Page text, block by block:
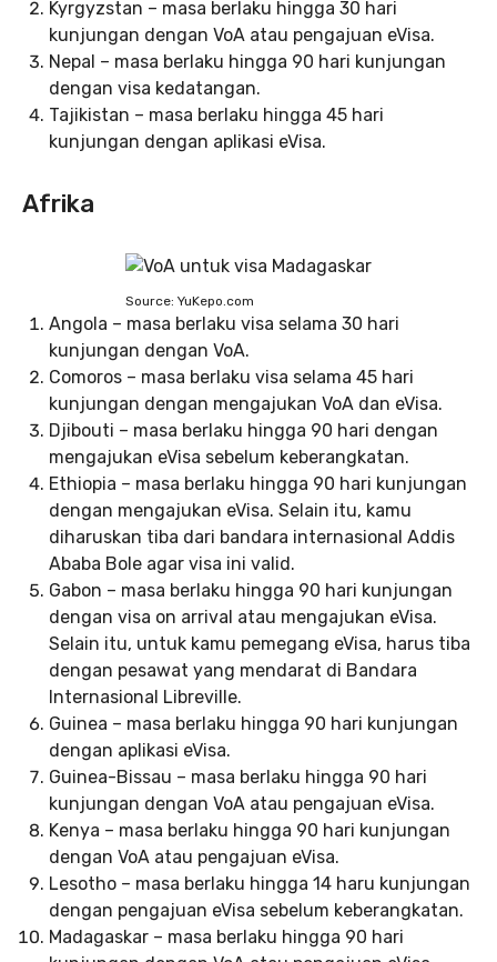
Kyrgyzstan – masa berlaku hingga 30 hari
kunjungan dengan VoA atau pengajuan eVisa.
Nepal – masa berlaku hingga 90 hari kunjungan
dengan visa kedatangan.
Tajikistan – masa berlaku hingga 45 hari
kunjungan dengan aplikasi eVisa.
Afrika
Source: YuKepo.com
Angola – masa berlaku visa selama 30 hari
kunjungan dengan VoA.
Comoros – masa berlaku visa selama 45 hari
kunjungan dengan mengajukan VoA dan eVisa.
Djibouti – masa berlaku hingga 90 hari dengan
mengajukan eVisa sebelum keberangkatan.
Ethiopia – masa berlaku hingga 90 hari kunjungan
dengan mengajukan eVisa. Selain itu, kamu
diharuskan tiba dari bandara internasional Addis
Ababa Bole agar visa ini valid.
Gabon – masa berlaku hingga 90 hari kunjungan
dengan visa on arrival atau mengajukan eVisa.
Selain itu, untuk kamu pemegang eVisa, harus tiba
dengan pesawat yang mendarat di Bandara
Internasional Libreville.
Guinea – masa berlaku hingga 90 hari kunjungan
dengan aplikasi eVisa.
Guinea-Bissau – masa berlaku hingga 90 hari
kunjungan dengan VoA atau pengajuan eVisa.
Kenya – masa berlaku hingga 90 hari kunjungan
dengan VoA atau pengajuan eVisa.
Lesotho – masa berlaku hingga 14 haru kunjungan
dengan pengajuan eVisa sebelum keberangkatan.
Madagaskar – masa berlaku hingga 90 hari